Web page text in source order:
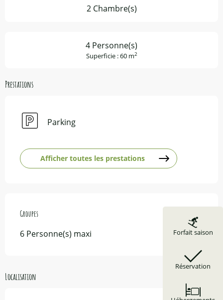
Forfait saison
Réservation
2 Chambre(s)
4 Personne(s)
Superficie : 60 m2
Prestations
Parking
Afficher toutes les prestations
Groupes
Groupes
6 Personne(s) maxi
Localisation